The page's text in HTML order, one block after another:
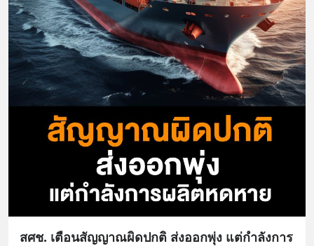
สศช. เตือนสัญญาณผิดปกติ ส่งออกพุ่ง แต่กำลังการ